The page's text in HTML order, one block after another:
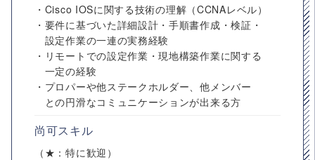
・Cisco IOSに関する技術の理解（CCNAレベル）
・要件に基づいた詳細設計・手順書作成・検証・
設定作業の一連の実務経験
・リモートでの設定作業・現地構築作業に関する
一定の経験
・プロパーや他ステークホルダー、他メンバー
との円滑なコミュニケーションが出来る方
尚可スキル
（★：特に歓迎）